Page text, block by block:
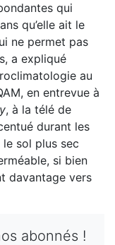
qui
qu’elle ait le
ne permet pas
a expliqué
au
en entrevue à
, à la télé de
durant les
sol plus sec
si bien
davantage vers
abonnés !